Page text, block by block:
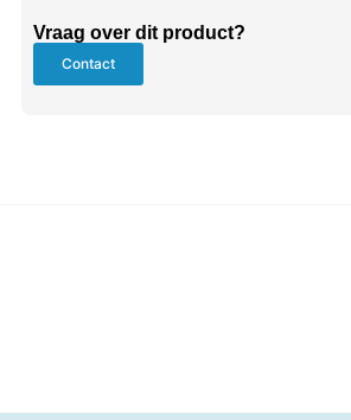
Vraag over dit product?
Contact